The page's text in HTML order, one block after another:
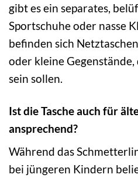
gibt es ein separates,
Sportschuhe oder nasse
befinden sich
oder kleine
sein sollen.
Ist die Tasche auch für
ansprechend?
Während das
bei jüngeren Kindern